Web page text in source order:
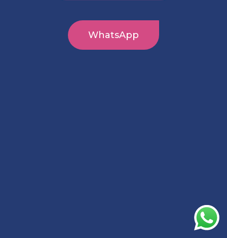
WhatsApp